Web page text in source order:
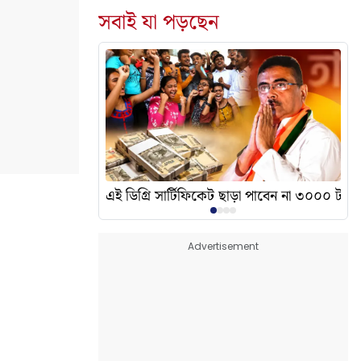
সবাই যা পড়ছেন
এর অর্থ কী?এই ডিগ্রি সার্টিফিকেট ছাড়া পাবেন না ৩০০০ টাকা
Advertisement